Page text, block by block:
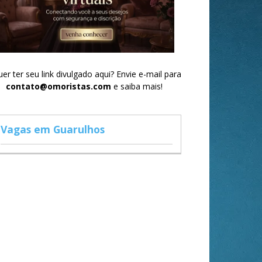
ter seu link divulgado aqui? Envie e-mail para
contato@omoristas.com e saiba mais!
Vagas em Guarulhos